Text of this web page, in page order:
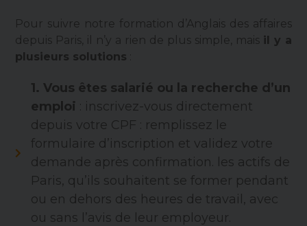
Pour suivre notre formation d’Anglais des affaires
depuis Paris, il n’y a rien de plus simple, mais il y a
plusieurs solutions
1. Vous êtes salarié ou la recherche d’un
emploi : inscrivez-vous directement
depuis votre CPF : remplissez le
formulaire d’inscription et validez votre
demande après confirmation. les actifs de
Paris, qu’ils souhaitent se former pendant
ou en dehors des heures de travail, avec
ou sans l’avis de leur employeur.